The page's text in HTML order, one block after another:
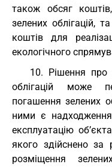
також обсяг
зелених облігацій,
коштів для
екологічного
10. Рішення про
облігацій може
погашення зелених
ними є
експлуатацію
якого здійснено за
розміщення